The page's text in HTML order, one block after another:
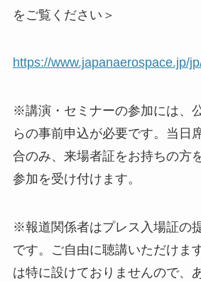
をご覧ください＞
https://www.japanaerospace.jp/
※講演・セミナーの参加には、
らの事前申込が必要です。当日
合のみ、来場者証をお持ちの方
参加を受け付けます。
※報道関係者はプレス入場証の
です。ご自由に聴講いただけま
は特に設けておりませんので、